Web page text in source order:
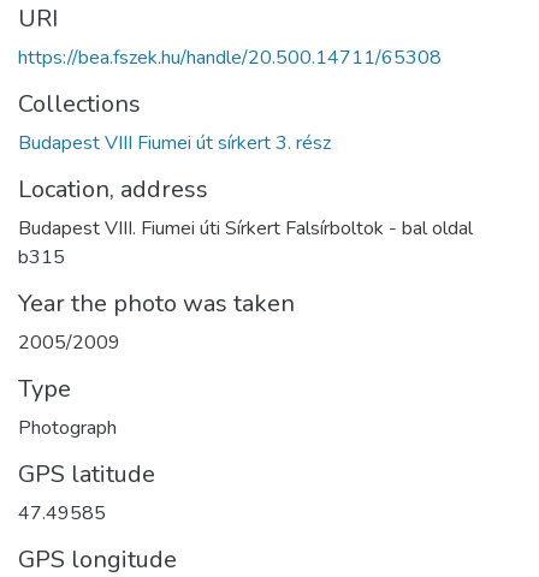
URI
https://bea.fszek.hu/handle/20.500.14711/65308
Collections
Budapest VIII Fiumei út sírkert 3. rész
Location, address
Budapest VIII. Fiumei úti Sírkert Falsírboltok - bal oldal
b315
Year the photo was taken
2005/2009
Type
Photograph
GPS latitude
47.49585
GPS longitude